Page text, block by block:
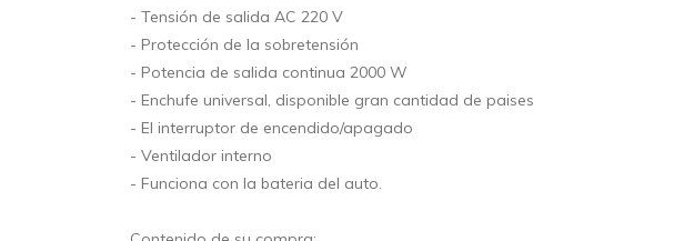
- Tensión de salida AC 220 V
- Protección de la sobretensión
- Potencia de salida continua 2000 W
- Enchufe universal, disponible gran cantidad de paises
- El interruptor de encendido/apagado
- Ventilador interno
- Funciona con la bateria del auto.